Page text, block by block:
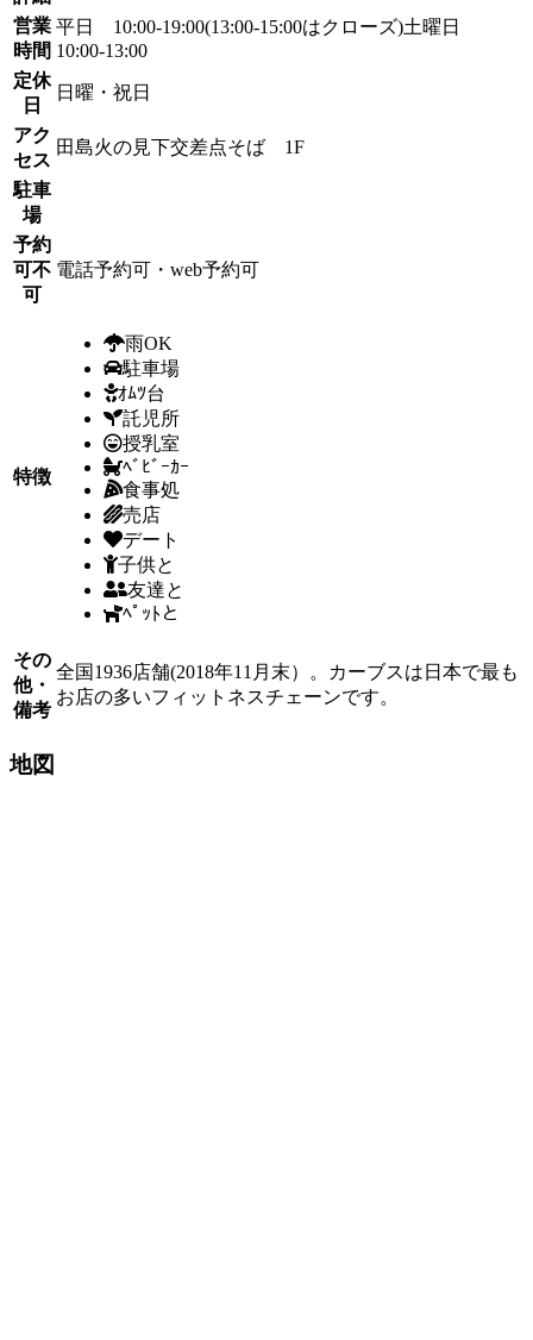
営業
時間
平日 10:00-19:00(13:00-15:00はクローズ)土曜日
10:00-13:00
定休
日
日曜・祝日
アク
セス
田島火の見下交差点そば 1F
駐車
場
予約
可不
可
電話予約可・web予約可
特徴
雨OK
駐車場
ｵﾑﾂ台
託児所
授乳室
ﾍﾞﾋﾞｰｶｰ
食事処
売店
デート
子供と
友達と
ﾍﾟｯﾄと
その
他・
備考
全国1936店舗(2018年11月末）。カーブスは日本で最も
お店の多いフィットネスチェーンです。
地図